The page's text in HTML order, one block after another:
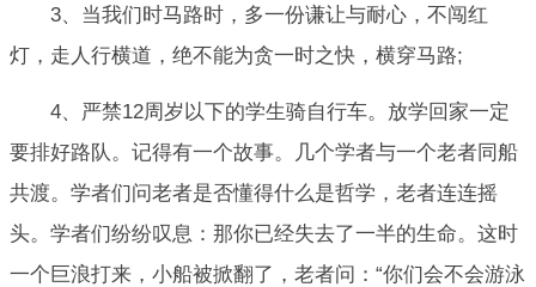
3、当我们时马路时，多一份谦让与耐心，不闯红
灯，走人行横道，绝不能为贪一时之快，横穿马路;
4、严禁12周岁以下的学生骑自行车。放学回家一定
要排好路队。记得有一个故事。几个学者与一个老者同船
共渡。学者们问老者是否懂得什么是哲学，老者连连摇
头。学者们纷纷叹息：那你已经失去了一半的生命。这时
一个巨浪打来，小船被掀翻了，老者问：“你们会不会游泳